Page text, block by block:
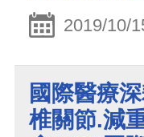
2019/10/
國際醫療
椎關節.減